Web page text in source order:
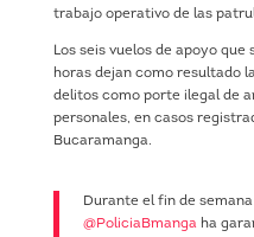
trabajo operativo de las
Los seis vuelos de apoyo
horas dejan como resultado
delitos como porte ilegal de
personales, en casos
Bucaramanga.
Durante el fin de
@PoliciaBmangaha